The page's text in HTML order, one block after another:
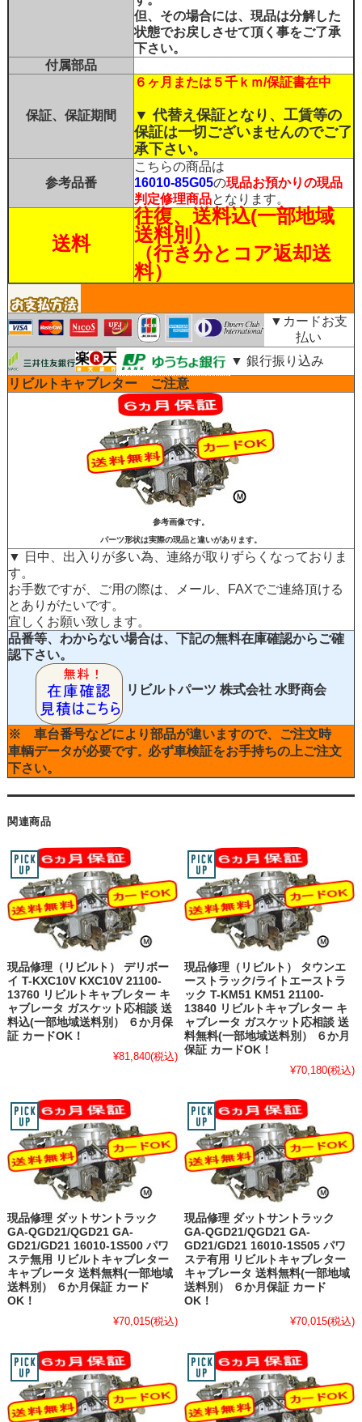
但、その場合には、現品は分解した
状態でお戻しさせて頂く事をご了承
下さい。
付属部品
保証、保証期間
６ヶ月または５千ｋｍ/保証書在中
▼ 代替え保証となり、工賃等の
保証は一切ございませんのでご了
承下さい。
参考品番
こちらの商品は
16010-85G05の現品お預かりの現品
判定修理商品となります。
送料
往復、送料込(一部地域
送料別）
（行き分とコア返却送
料）
▼カードお支
払い
▼ 銀行振り込み
リビルトキャブレター ご注意
参考画像です。
パーツ形状は実際の現品と違いがあります。
▼ 日中、出入りが多い為、連絡が取りずらくなっておりま
す。
お手数ですが、ご用の際は、メール、FAXでご連絡頂ける
とありがたいです。
宜しくお願い致します。
品番等、わからない場合は、下記の無料在庫確認からご確
認下さい。
リビルトパーツ 株式会社 水野商会
※ 車台番号などにより部品が違いますので、ご注文時
車輌データが必要です。 必ず車検証をお手持ちの上ご注文
下さい。
関連商品
現品修理（リビルト） デリボー
イ T-KXC10V KXC10V 21100-
13760 リビルトキャブレター キ
ャブレータ ガスケット応相談 送
料込(一部地域送料別） ６か月保
証 カードOK！
¥81,840(税込)
現品修理（リビルト） タウンエ
ーストラック/ライトエーストラ
ック T-KM51 KM51 21100-
13840 リビルトキャブレター キ
ャブレータ ガスケット応相談 送
料無料(一部地域送料別） ６か月
保証 カードOK！
¥70,180(税込)
現品修理 ダットサントラック
GA-QGD21/QGD21 GA-
GD21/GD21 16010-1S500 パワ
ステ無用 リビルトキャブレター
キャブレータ 送料無料(一部地域
送料別） ６か月保証 カード
OK！
¥70,015(税込)
現品修理 ダットサントラック
GA-QGD21/QGD21 GA-
GD21/GD21 16010-1S505 パワ
ステ有用 リビルトキャブレター
キャブレータ 送料無料(一部地域
送料別） ６か月保証 カード
OK！
¥70,015(税込)